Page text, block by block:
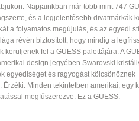
Napjainkban már több mint 747
és a legjelentősebb divatmárkák
a folyamatos megújulás, és az egyedi
révén biztosított, hogy mindig a
kerüljenek fel a GUESS palettájára. A
design jegyében Swarovski
egyediséget és ragyogást kölcsönöznek
Érzéki. Minden tekintetben amerikai, egy
megfűszerezve. Ez a GUESS.